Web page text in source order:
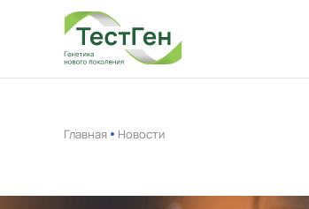
Главная Новости